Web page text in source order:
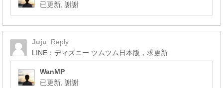
已更新, 謝謝
Juju
Reply
LINE：ディズニー ツムツム日本版，求更新
WanMP
已更新, 謝謝